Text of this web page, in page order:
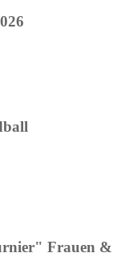
Frauen &